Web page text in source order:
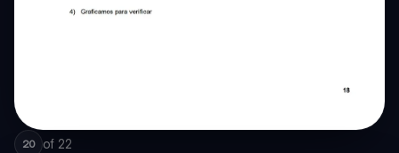
20 of 22